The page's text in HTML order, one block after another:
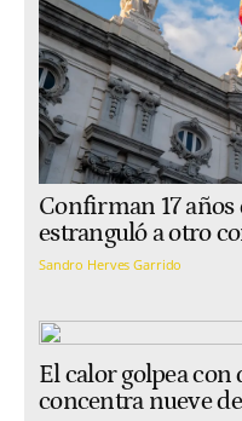
Confirman 17 años
estranguló a otro
Sandro Herves Garrido
El calor golpea con
concentra nueve